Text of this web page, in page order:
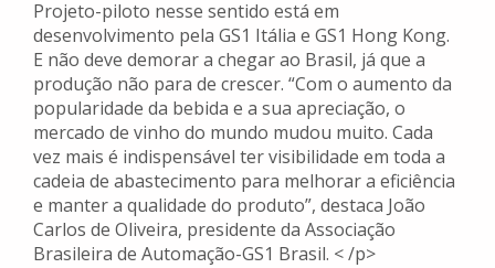
Projeto-piloto nesse sentido está em
desenvolvimento pela GS1 Itália e GS1 Hong Kong.
E não deve demorar a chegar ao Brasil, já que a
produção não para de crescer. “Com o aumento da
popularidade da bebida e a sua apreciação, o
mercado de vinho do mundo mudou muito. Cada
vez mais é indispensável ter visibilidade em toda a
cadeia de abastecimento para melhorar a eficiência
e manter a qualidade do produto”, destaca João
Carlos de Oliveira, presidente da Associação
Brasileira de Automação-GS1 Brasil. < /p>